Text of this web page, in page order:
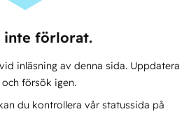
inte förlorat.
inläsning av denna sida. Uppdatera
försök igen.
du kontrollera vår statussida på